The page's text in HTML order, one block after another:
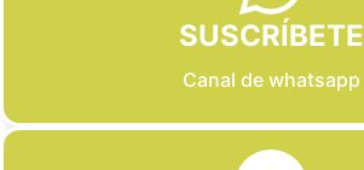
SUSCRÍBETE
Canal de whatsapp